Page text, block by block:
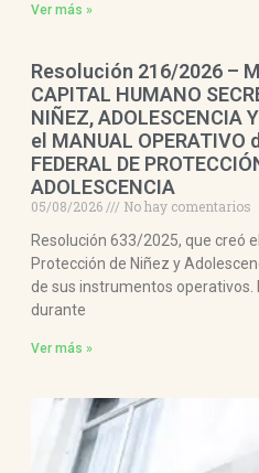
Ver más »
Resolución 216/2026 –
CAPITAL HUMANO
NIÑEZ, ADOLESCENCIA
el MANUAL OPERATIVO
FEDERAL DE
ADOLESCENCIA
05/08/2026
No hay comentarios
Resolución 633/2025, que creó
Protección de Niñez y
de sus instrumentos operativos.
durante
Ver más »